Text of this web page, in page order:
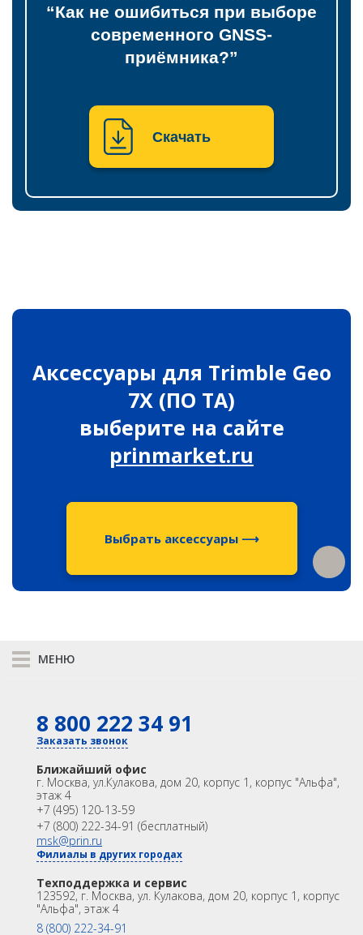
Гидрография
Датчик качества воды
“Как не ошибиться при выборе
современного GNSS-
приёмника?”
Скачать
Аксессуары для Trimble Geo
7X (ПО TA)
выберите на сайте
prinmarket.ru
Выбрать аксессуары ⟶
8 800 222 34 91
Заказать звонок
Ближайший офис
г. Москва, ул.Кулакова, дом 20, корпус 1, корпус "Альфа",
этаж 4
+7 (495) 120-13-59
+7 (800) 222-34-91 (бесплатный)
msk@prin.ru
Филиалы в других городах
Техподдержка и сервис
123592, г. Москва, ул. Кулакова, дом 20, корпус 1, корпус
"Альфа", этаж 4
8 (800) 222-34-91
МЕНЮ
КАТАЛОГ
GNSS
Модемы
Программы
Аксеcсуары
Распродажа
ИНФОРМАЦИЯ
Акции
Техподдержка и сервис
Университет
Партнёрам
О Компании